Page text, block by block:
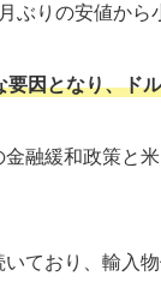
ぶりの安値から
要因となり、ド
融緩和政策と
ており、輸入